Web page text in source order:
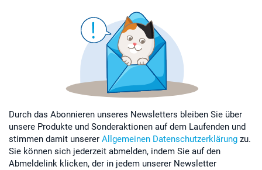
Durch das Abonnieren unseres Newsletters bleiben Sie über
unsere Produkte und Sonderaktionen auf dem Laufenden und
stimmen damit unserer Allgemeinen Datenschutzerklärung zu.
Sie können sich jederzeit abmelden, indem Sie auf den
Abmeldelink klicken, der in jedem unserer Newsletter